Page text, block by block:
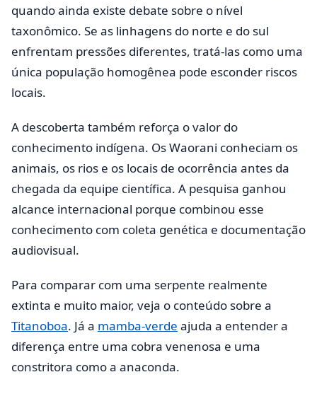
quando ainda existe debate sobre o nível
taxonômico. Se as linhagens do norte e do sul
enfrentam pressões diferentes, tratá-las como uma
única população homogênea pode esconder riscos
locais.
A descoberta também reforça o valor do
conhecimento indígena. Os Waorani conheciam os
animais, os rios e os locais de ocorrência antes da
chegada da equipe científica. A pesquisa ganhou
alcance internacional porque combinou esse
conhecimento com coleta genética e documentação
audiovisual.
Para comparar com uma serpente realmente
extinta e muito maior, veja o conteúdo sobre a
Titanoboa. Já a mamba-verde ajuda a entender a
diferença entre uma cobra venenosa e uma
constritora como a anaconda.